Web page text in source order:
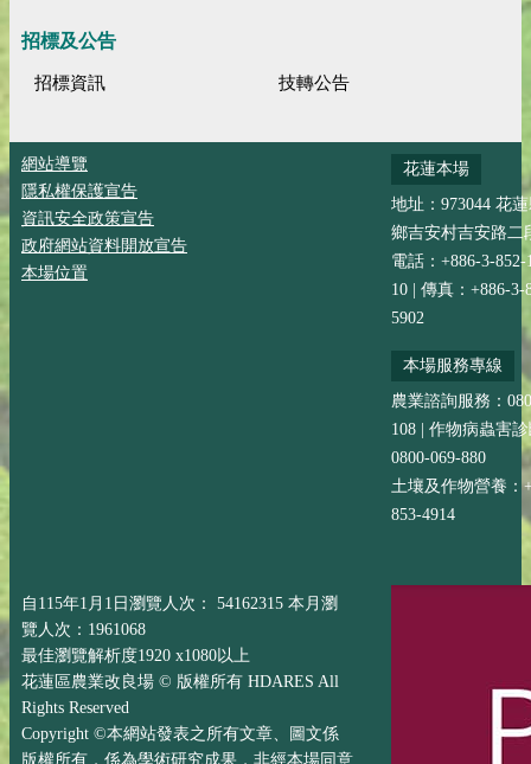
招標及公告
招標資訊 技轉公告
網站導覽
隱私權保護宣告
資訊安全政策宣告
政府網站資料開放宣告
本場位置
花蓮本場
地址：973044 花
鄉吉安村吉安路二
電話：+886-3-852-
10 | 傳真：+886-3-
5902
本場服務專線
農業諮詢服務：
108 | 作物病蟲害
0800-069-880
土壤及作物營養：
853-4914
自115年1月1日瀏覽人次： 54162315 本月瀏
覽人次：1961068
最佳瀏覽解析度1920 x1080以上
花蓮區農業改良場 © 版權所有 HDARES All
Rights Reserved
Copyright ©本網站發表之所有文章、圖文係
版權所有，係為學術研究成果，非經本場同意